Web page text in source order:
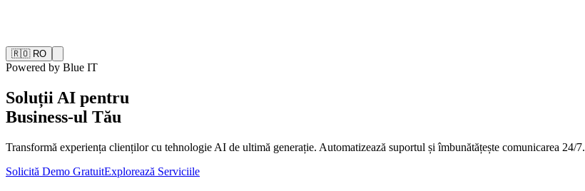
🇷🇴 RO
Powered by Blue IT
Soluții AI pentru
Business-ul Tău
Transformă experiența clienților cu tehnologie AI de ultimă generație. Automatizează suportul și îmbunătățește comunicarea 24/7.
Solicită Demo GratuitExplorează Serviciile